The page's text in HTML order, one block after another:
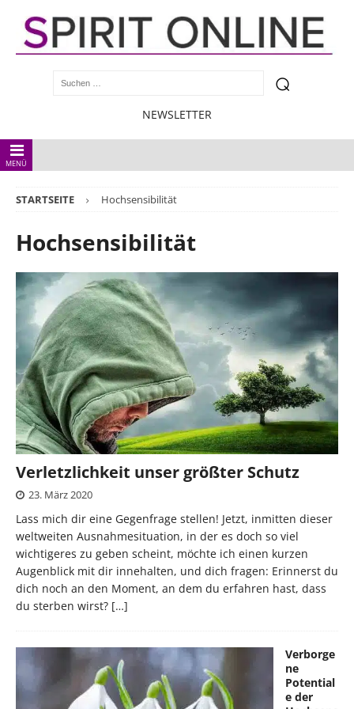
NEWSLETTER
MENÜ
STARTSEITE Hochsensibilität
Hochsensibilität
Verletzlichkeit unser größter Schutz
23. März 2020
Lass mich dir eine Gegenfrage stellen! Jetzt, inmitten dieser
weltweiten Ausnahmesituation, in der es doch so viel
wichtigeres zu geben scheint, möchte ich einen kurzen
Augenblick mit dir innehalten, und dich fragen: Erinnerst du
dich noch an den Moment, an dem du erfahren hast, dass
du sterben wirst? […]
Verborge
ne
Potential
e der